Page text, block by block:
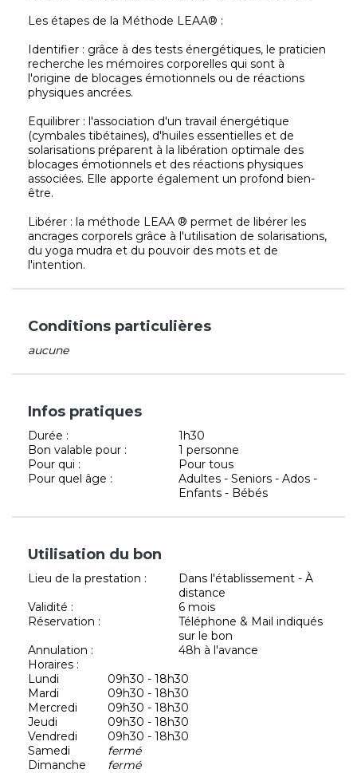
Les étapes de la Méthode LEAA® :
Identifier : grâce à des tests énergétiques, le praticien
recherche les mémoires corporelles qui sont à
l'origine de blocages émotionnels ou de réactions
physiques ancrées.
Equilibrer : l'association d'un travail énergétique
(cymbales tibétaines), d'huiles essentielles et de
solarisations préparent à la libération optimale des
blocages émotionnels et des réactions physiques
associées. Elle apporte également un profond bien-
être.
Libérer : la méthode LEAA ® permet de libérer les
ancrages corporels grâce à l'utilisation de solarisations,
du yoga mudra et du pouvoir des mots et de
l'intention.
Conditions particulières
aucune
Infos pratiques
Durée :
1h30
Bon valable pour :
1 personne
Pour qui :
Pour tous
Pour quel âge :
Adultes - Seniors - Ados -
Enfants - Bébés
Utilisation du bon
Lieu de la prestation :
Dans l'établissement - À
distance
Validité :
6 mois
Réservation :
Téléphone & Mail indiqués
sur le bon
Annulation :
48h à l'avance
Horaires :
Lundi
09h30 - 18h30
Mardi
09h30 - 18h30
Mercredi
09h30 - 18h30
Jeudi
09h30 - 18h30
Vendredi
09h30 - 18h30
Samedi
fermé
Dimanche
fermé